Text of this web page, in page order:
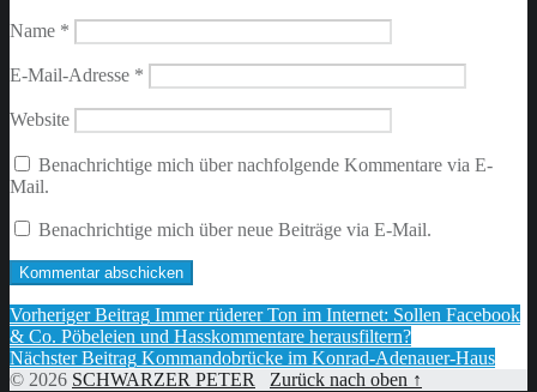
Name *
E-Mail-Adresse *
Website
Benachrichtige mich über nachfolgende Kommentare via E-
Mail.
Benachrichtige mich über neue Beiträge via E-Mail.
Beitragsnavigation
Vorheriger Beitrag Immer rüderer Ton im Internet: Sollen Facebook
& Co. Pöbeleien und Hasskommentare herausfiltern?
Nächster Beitrag Kommandobrücke im Konrad-Adenauer-Haus
© 2026 SCHWARZER PETER Zurück nach oben ↑